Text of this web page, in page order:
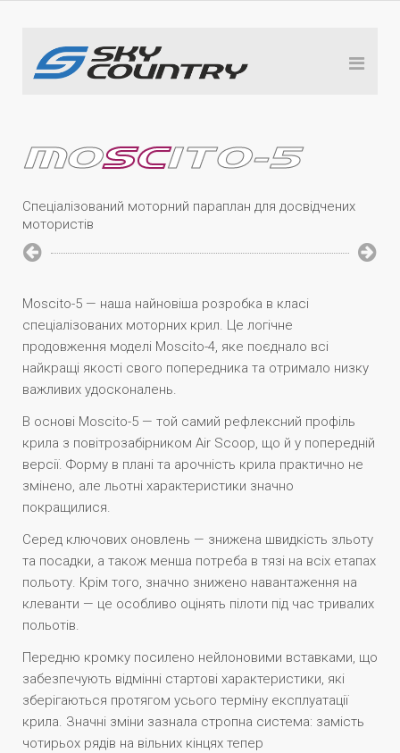
MOSCITO-5
Спеціалізований моторний параплан для досвідчених
мотористів
Moscito-5 — наша найновіша розробка в класі
спеціалізованих моторних крил. Це логічне
продовження моделі Moscito-4, яке поєднало всі
найкращі якості свого попередника та отримало низку
важливих удосконалень.
В основі Moscito-5 — той самий рефлексний профіль
крила з повітрозабірником Air Scoop, що й у попередній
версії. Форму в плані та арочність крила практично не
змінено, але льотні характеристики значно
покращилися.
Серед ключових оновлень — знижена швидкість зльоту
та посадки, а також менша потреба в тязі на всіх етапах
польоту. Крім того, значно знижено навантаження на
клеванти — це особливо оцінять пілоти під час тривалих
польотів.
Передню кромку посилено нейлоновими вставками, що
забезпечують відмінні стартові характеристики, які
зберігаються протягом усього терміну експлуатації
крила. Значні зміни зазнала стропна система: замість
чотирьох рядів на вільних кінцях тепер